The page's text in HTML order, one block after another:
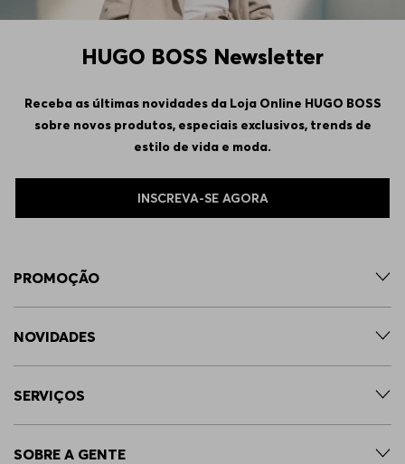
HUGO BOSS Newsletter
Receba as últimas novidades da Loja Online HUGO BOSS
sobre novos produtos, especiais exclusivos, trends de
estilo de vida e moda.
INSCREVA-SE AGORA
PROMOÇÃO
NOVIDADES
SERVIÇOS
SOBRE A GENTE